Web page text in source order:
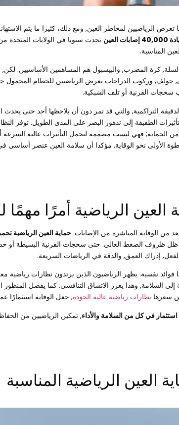
تعرض الرياضيين لمخاطر العين, ومع ذلك، كثيرا ما يتم
إصابات العين تحدث سنويا في الولايات المتحدة
المناسبة.
السلة, كرة المضرب, والبيسبول هم المساهمين الأساسيين.
جولف, وركوب الدراجات تعرض الرياضيين للحطام المحمول
سحجات القرنية أو تلف الشبكية.
التراكمية, والتي قد تمر دون أن يلاحظها أحد حتى يحدث
الطفيفة إلى تدهور البصر على المدى الطويل. توفر
الحماية; فهي ليست مصممة لتحمل التأثيرات عالية السرعة
الأولى نحو الوقاية, مؤكدا أن سلامة العين عنصر أساسي في
العين الرياضية أمرًا
من الوقاية المباشرة من الإصابات. حماية العين الرياضية
ظل ظروف الضغط العالي. حتى سحجات القرنية البسيطة أو
إدراك العمق, والدقة في الرياضات السريعة.
فوائد نفسية. يظهر الرياضيون الذين يرتدون نظارات رياضية
السلامة, وهذا يعزز الاتساق التنافسي. كما يفضل المنظور
سعرها نظارات رياضية عالية الجودة, جعل الوقاية استثمارًا
في كل من السلامة والأداء, تمكين الرياضيين من
العين الرياضية المناسبة